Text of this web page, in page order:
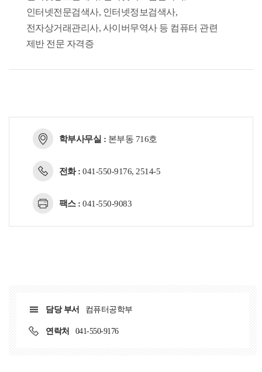
인터넷전문검색사, 인터넷정보검색사,
전자상거래관리사, 사이버무역사 등 컴퓨터 관련
제반 전문 자격증
학부사무실 : 본부동 716호
전화 :041-550-9176, 2514-5
팩스 :041-550-9083
담당 부서 컴퓨터공학부
연락처 041-550-9176